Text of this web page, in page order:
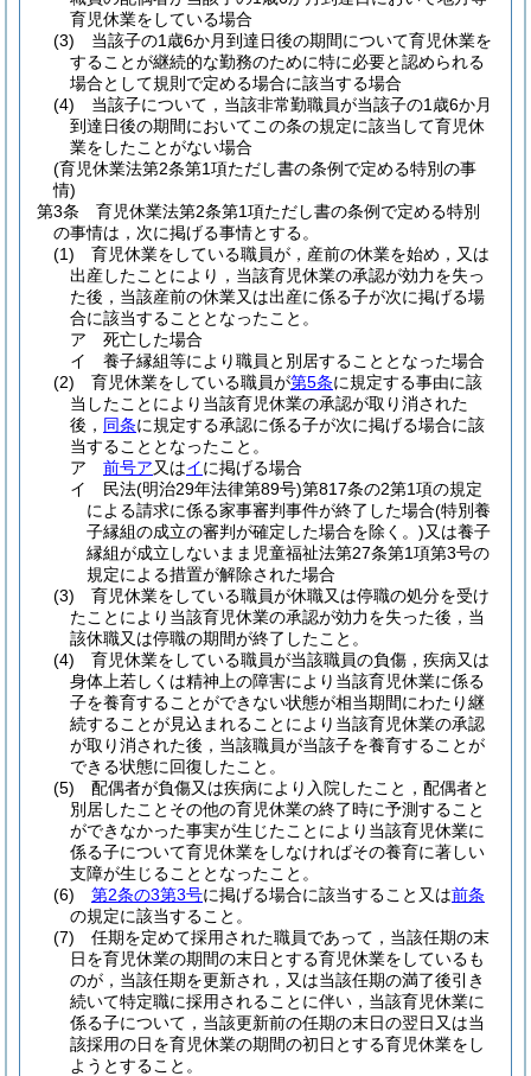
育児休業をしている場合
(3)
当該子の1歳6か月到達日後の期間について育児休業を
することが継続的な勤務のために特に必要と認められる
場合として規則で定める場合に該当する場合
(4)
当該子について，当該非常勤職員が当該子の1歳6か月
到達日後の期間においてこの条の規定に該当して育児休
業をしたことがない場合
(育児休業法第2条第1項ただし書の条例で定める特別の事
情)
第3条
育児休業法第2条第1項ただし書の条例で定める特別
の事情は，次に掲げる事情とする。
(1)
育児休業をしている職員が，産前の休業を始め，又は
出産したことにより，当該育児休業の承認が効力を失っ
た後，当該産前の休業又は出産に係る子が次に掲げる場
合に該当することとなったこと。
ア
死亡した場合
イ
養子縁組等により職員と別居することとなった場合
(2)
育児休業をしている職員が第5条に規定する事由に該
当したことにより当該育児休業の承認が取り消された
後， 同条に規定する承認に係る子が次に掲げる場合に該
当することとなったこと。
ア
前号ア又はイに掲げる場合
イ
民法(明治29年法律第89号)第817条の2第1項の規定
による請求に係る家事審判事件が終了した場合(特別養
子縁組の成立の審判が確定した場合を除く。)又は養子
縁組が成立しないまま児童福祉法第27条第1項第3号の
規定による措置が解除された場合
(3)
育児休業をしている職員が休職又は停職の処分を受け
たことにより当該育児休業の承認が効力を失った後，当
該休職又は停職の期間が終了したこと。
(4)
育児休業をしている職員が当該職員の負傷，疾病又は
身体上若しくは精神上の障害により当該育児休業に係る
子を養育することができない状態が相当期間にわたり継
続することが見込まれることにより当該育児休業の承認
が取り消された後，当該職員が当該子を養育することが
できる状態に回復したこと。
(5)
配偶者が負傷又は疾病により入院したこと，配偶者と
別居したことその他の育児休業の終了時に予測すること
ができなかった事実が生じたことにより当該育児休業に
係る子について育児休業をしなければその養育に著しい
支障が生じることとなったこと。
(6)
第2条の3第3号に掲げる場合に該当すること又は前条
の規定に該当すること。
(7)
任期を定めて採用された職員であって，当該任期の末
日を育児休業の期間の末日とする育児休業をしているも
のが，当該任期を更新され，又は当該任期の満了後引き
続いて特定職に採用されることに伴い，当該育児休業に
係る子について，当該更新前の任期の末日の翌日又は当
該採用の日を育児休業の期間の初日とする育児休業をし
ようとすること。